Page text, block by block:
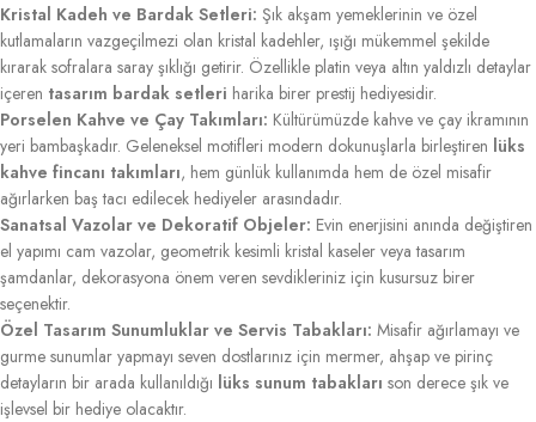
Kristal Kadeh ve Bardak Setleri: Şık akşam yemeklerinin ve özel
kutlamaların vazgeçilmezi olan kristal kadehler, ışığı mükemmel şekilde
kırarak sofralara saray şıklığı getirir. Özellikle platin veya altın yaldızlı detaylar
içeren tasarım bardak setleri harika birer prestij hediyesidir.
Porselen Kahve ve Çay Takımları: Kültürümüzde kahve ve çay ikramının
yeri bambaşkadır. Geleneksel motifleri modern dokunuşlarla birleştiren lüks
kahve fincanı takımları, hem günlük kullanımda hem de özel misafir
ağırlarken baş tacı edilecek hediyeler arasındadır.
Sanatsal Vazolar ve Dekoratif Objeler: Evin enerjisini anında değiştiren
el yapımı cam vazolar, geometrik kesimli kristal kaseler veya tasarım
şamdanlar, dekorasyona önem veren sevdikleriniz için kusursuz birer
seçenektir.
Özel Tasarım Sunumluklar ve Servis Tabakları: Misafir ağırlamayı ve
gurme sunumlar yapmayı seven dostlarınız için mermer, ahşap ve pirinç
detayların bir arada kullanıldığı lüks sunum tabakları son derece şık ve
işlevsel bir hediye olacaktır.